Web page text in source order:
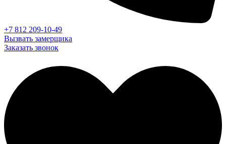
+7 812 209-10-49
Вызвать замерщика
Заказать звонок